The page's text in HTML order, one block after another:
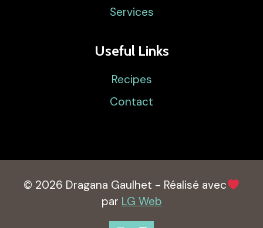
Services
Useful Links
Recipes
Contact
© 2026 Dragana Gaulhet - Réalisé avec
par LG Web